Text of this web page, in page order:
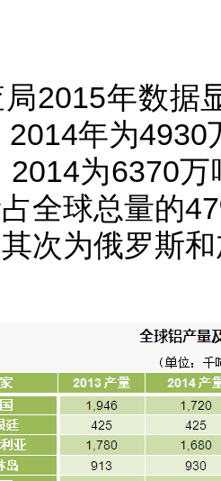
2015年数据
2014年为
2014为6370
全球总量的
次为俄罗斯